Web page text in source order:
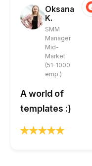
Oksana
K.
SMM
Manager
Mid-
Market
(51-1000
emp.)
A world of
templates :)